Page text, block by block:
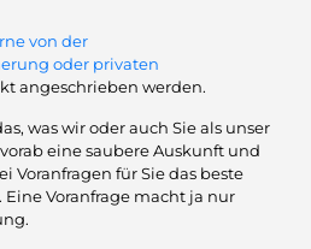
von der
oder privaten
angeschrieben werden.
was wir oder auch Sie als unser
eine saubere Auskunft und
Voranfragen für Sie das beste
Voranfrage macht ja nur